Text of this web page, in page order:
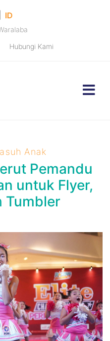
ID
Hubungi Kami
Anak
Pemandu
untuk Flyer,
Tumbler